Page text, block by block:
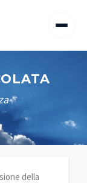
/
della